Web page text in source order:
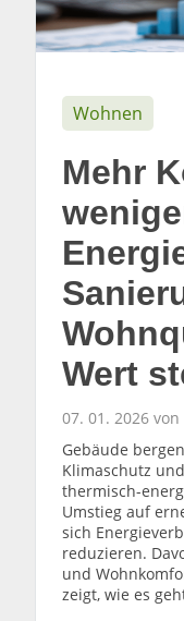
Wohnen
Mehr
Wert
07. 01. 2026
Gebäude
Klimaschutz
thermisch-
Umstieg auf
sich
reduzieren.
und
zeigt, wie es